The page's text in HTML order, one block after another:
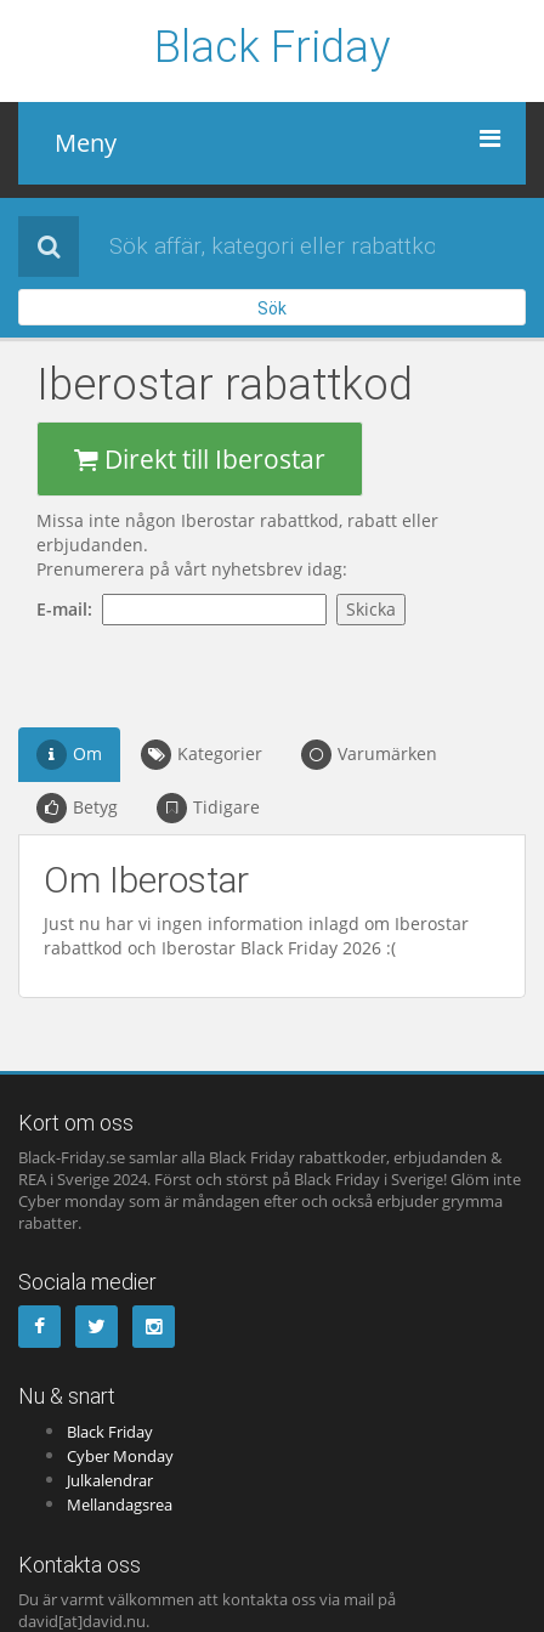
Black Friday
Meny
Black Friday
Alla affärer
Sidor
Sök
Iberostar rabattkod
Direkt till Iberostar
Missa inte någon Iberostar rabattkod, rabatt eller
erbjudanden.
Prenumerera på vårt nyhetsbrev idag:
E-mail:
Om Kategorier Varumärken
Betyg Tidigare
Om Iberostar
Just nu har vi ingen information inlagd om Iberostar
rabattkod och Iberostar Black Friday 2026 :(
Kort om oss
Black-Friday.se samlar alla Black Friday rabattkoder, erbjudanden &
REA i Sverige 2024. Först och störst på Black Friday i Sverige! Glöm inte
Cyber monday som är måndagen efter och också erbjuder grymma
rabatter.
Sociala medier
Nu & snart
Black Friday
Cyber Monday
Julkalendrar
Mellandagsrea
Kontakta oss
Du är varmt välkommen att kontakta oss via mail på
david[at]david.nu.